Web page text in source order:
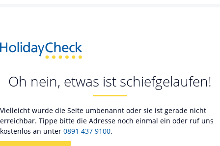
Oh nein, etwas ist schiefgelaufen!
Vielleicht wurde die Seite umbenannt oder sie ist gerade nicht
erreichbar. Tippe bitte die Adresse noch einmal ein oder ruf uns
kostenlos an unter 0891 437 9100.